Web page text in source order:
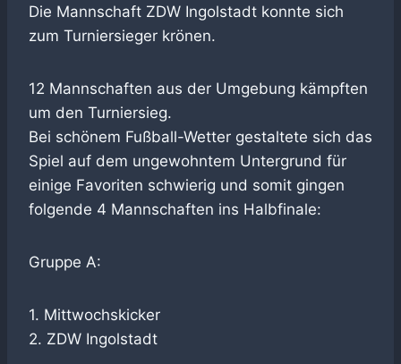
Die Mannschaft ZDW Ingolstadt konnte sich
zum Turniersieger krönen.
12 Mannschaften aus der Umgebung kämpften
um den Turniersieg.
Bei schönem Fußball-Wetter gestaltete sich das
Spiel auf dem ungewohntem Untergrund für
einige Favoriten schwierig und somit gingen
folgende 4 Mannschaften ins Halbfinale:
Gruppe A:
1. Mittwochskicker
2. ZDW Ingolstadt